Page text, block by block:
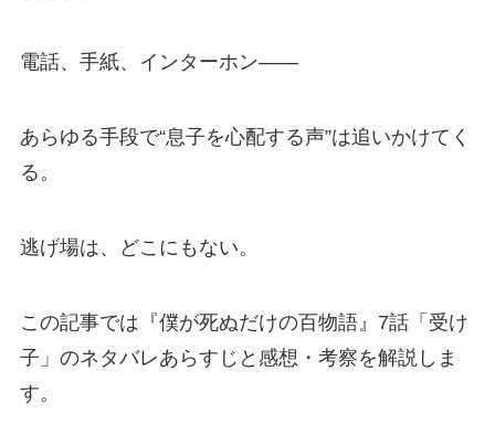
電話、手紙、インターホン——
あらゆる手段で“息子を心配する声”は追いかけてく
る。
逃げ場は、どこにもない。
この記事では『僕が死ぬだけの百物語』7話「受け
子」のネタバレあらすじと感想・考察を解説しま
す。